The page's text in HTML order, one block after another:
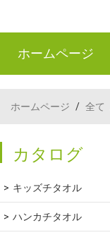
ホームページ
ホームページ / 全て
カタログ
キッズチタオル
ハンカチタオル